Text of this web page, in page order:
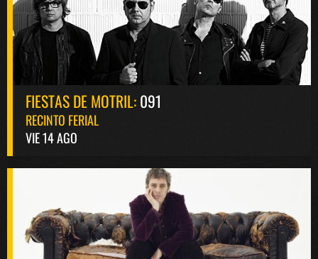
FIESTAS DE MOTRIL:091
RECINTO FERIAL
VIE 14 AGO